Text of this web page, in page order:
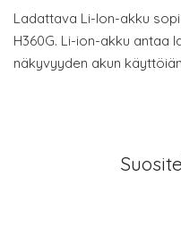
Ladattava Li-Ion-akku
H360G. Li-ion-akku antaa
näkyvyyden akun